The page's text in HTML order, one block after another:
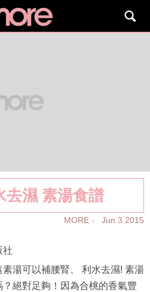
去濕 素湯食譜
MORE Jun 3 2015
社
湯可以補腰腎、 利水去濕! 素湯
絕對足夠！因為合桃的香氣豐